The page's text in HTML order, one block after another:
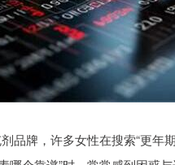
品牌，许多女性在搜索“更年